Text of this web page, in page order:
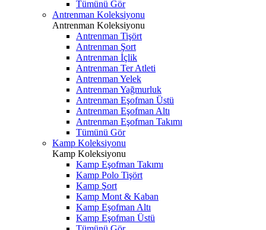
Tümünü Gör
Antrenman Koleksiyonu
Antrenman Koleksiyonu
Antrenman Tişört
Antrenman Şort
Antrenman İçlik
Antrenman Ter Atleti
Antrenman Yelek
Antrenman Yağmurluk
Antrenman Eşofman Üstü
Antrenman Eşofman Altı
Antrenman Eşofman Takımı
Tümünü Gör
Kamp Koleksiyonu
Kamp Koleksiyonu
Kamp Eşofman Takımı
Kamp Polo Tişört
Kamp Şort
Kamp Mont & Kaban
Kamp Eşofman Altı
Kamp Eşofman Üstü